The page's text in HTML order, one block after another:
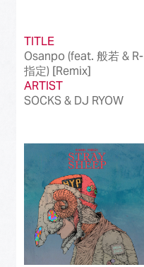
TITLE
Osanpo (feat. 般若 & R-
指定) [Remix]
ARTIST
SOCKS & DJ RYOW